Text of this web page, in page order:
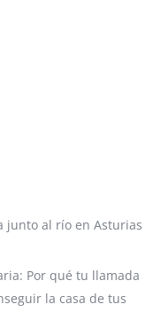
junto al río en Asturias
Por qué tu llamada
la casa de tus